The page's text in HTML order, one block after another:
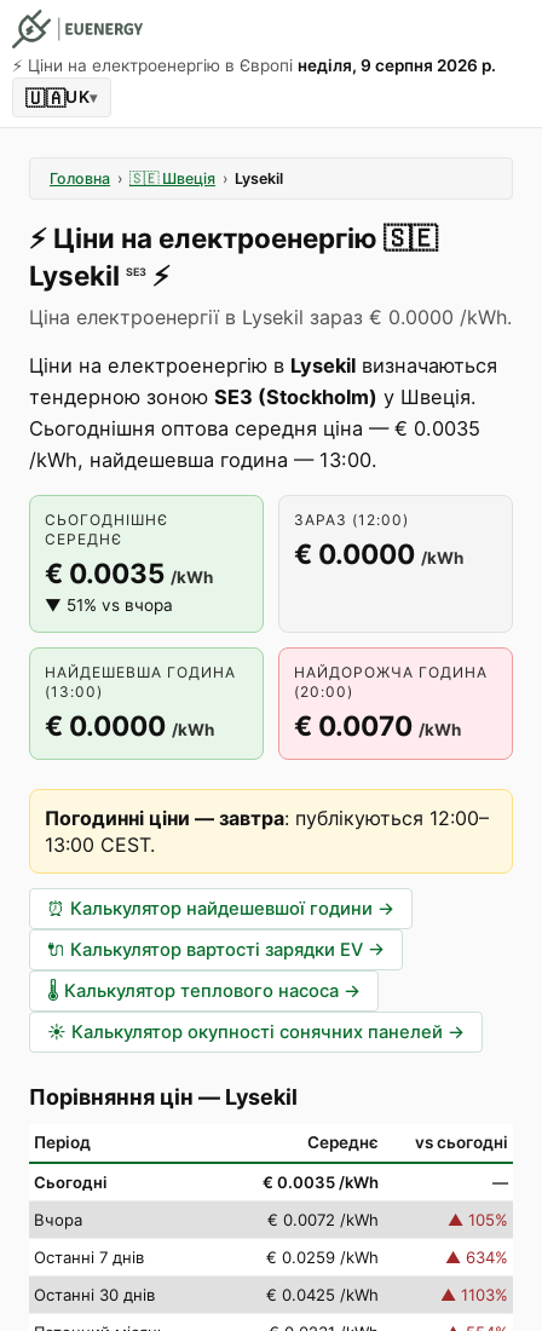
⚡️ Ціни на електроенергію в Європі неділя, 9 серпня 2026 р.
🇺🇦UK▾
Головна › 🇸🇪 Швеція › Lysekil
⚡️ Ціни на електроенергію 🇸🇪
Lysekil SE3 ⚡️
Ціна електроенергії в Lysekil зараз € 0.0000 /kWh.
Ціни на електроенергію в Lysekil визначаються
тендерною зоною SE3 (Stockholm) у Швеція.
Сьогоднішня оптова середня ціна — € 0.0035
/kWh, найдешевша година — 13:00.
СЬОГОДНІШНЄ
СЕРЕДНЄ
€ 0.0035 /kWh
▼ 51% vs вчора
ЗАРАЗ (12:00)
€ 0.0000 /kWh
НАЙДЕШЕВША ГОДИНА
(13:00)
€ 0.0000 /kWh
НАЙДОРОЖЧА ГОДИНА
(20:00)
€ 0.0070 /kWh
Погодинні ціни — завтра: публікуються 12:00–
13:00 CEST.
⏰ Калькулятор найдешевшої години →
🔌 Калькулятор вартості зарядки EV →
🌡️ Калькулятор теплового насоса →
☀️ Калькулятор окупності сонячних панелей →
Порівняння цін — Lysekil
Період Середнє vs сьогодні
Сьогодні € 0.0035 /kWh
—
Вчора
€ 0.0072 /kWh ▲ 105%
Останні 7 днів
€ 0.0259 /kWh ▲ 634%
Останні 30 днів
€ 0.0425 /kWh ▲ 1103%